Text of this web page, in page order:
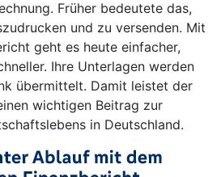
Früher bedeutete das,
und zu versenden. Mit
geht es heute einfacher,
Ihre Unterlagen werden
übermittelt. Damit leistet der
wichtigen Beitrag zur
in Deutschland.